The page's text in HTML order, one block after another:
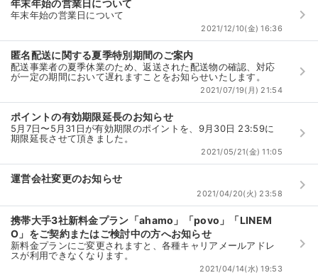
年末年始の営業日について
年末年始の営業日について
2021/12/10(金) 16:36
keyboard_arrow_right
匿名配送に関する夏季特別期間のご案内
配送事業者の夏季休業のため、返送された配送物の確認、対応
が一定の期間において遅れますことをお知らせいたします。
2021/07/19(月) 21:54
keyboard_arrow_right
ポイントの有効期限延長のお知らせ
5月7日〜5月31日が有効期限のポイントを、9月30日 23:59に
期限延長させて頂きました。
2021/05/21(金) 11:05
keyboard_arrow_right
運営会社変更のお知らせ
2021/04/20(火) 23:58 keyboard_arrow_right
携帯大手3社新料金プラン「ahamo」「povo」「LINEM
O」をご契約またはご検討中の方へお知らせ
新料金プランにご変更されますと、各種キャリアメールアドレ
スが利用できなくなります。
2021/04/14(水) 19:53
keyboard_arrow_right